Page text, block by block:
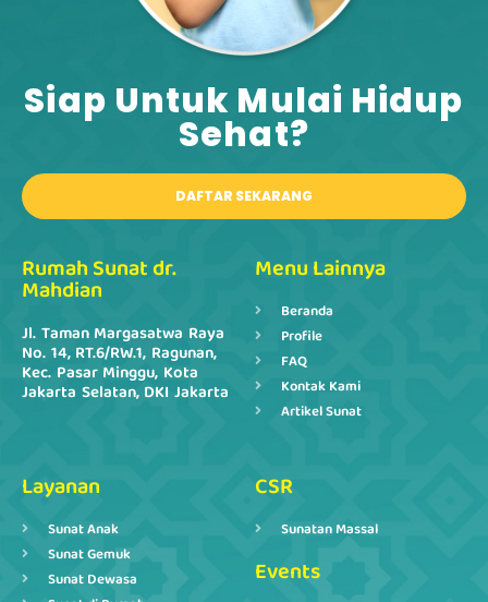
Siap Untuk Mulai Hidup
Sehat?​
DAFTAR SEKARANG
Rumah Sunat dr.
Mahdian
Jl. Taman Margasatwa Raya
No. 14, RT.6/RW.1, Ragunan,
Kec. Pasar Minggu, Kota
Jakarta Selatan, DKI Jakarta
Menu Lainnya
Beranda
Profile
FAQ
Kontak Kami
Artikel Sunat
Layanan
Sunat Anak
Sunat Gemuk
Sunat Dewasa
CSR
Sunatan Massal
Events